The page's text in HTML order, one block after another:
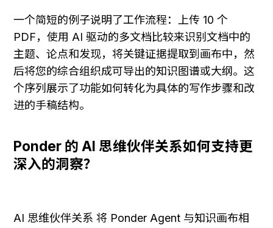
一个简短的例子说明了工作流程：上传 10 个
PDF，使用 AI 驱动的多文档比较来识别文档中的
主题、论点和发现，将关键证据提取到画布中，然
后将您的综合组织成可导出的知识图谱或大纲。这
个序列展示了功能如何转化为具体的写作步骤和改
进的手稿结构。
Ponder 的 AI 思维伙伴关系如何支持更
深入的洞察？
AI 思维伙伴关系 将 Ponder Agent 与知识画布相